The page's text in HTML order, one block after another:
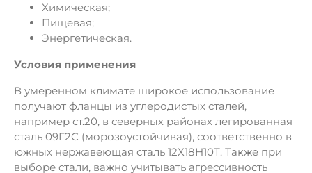
Химическая;
Пищевая;
Энергетическая.
Условия применения
В умеренном климате широкое использование
получают фланцы из углеродистых сталей,
например ст.20, в северных районах легированная
сталь 09Г2С (морозоустойчивая), соответственно в
южных нержавеющая сталь 12Х18Н10Т. Также при
выборе стали, важно учитывать агрессивность